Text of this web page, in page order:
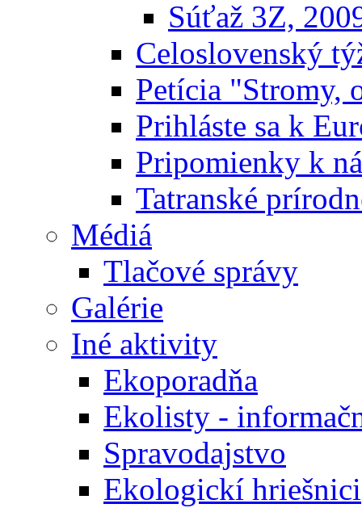
Súťaž 3Z,
Celoslovenský
Petícia "Stromy,
Prihláste sa k
Pripomienky k
Tatranské
Médiá
Tlačové správy
Galérie
Iné aktivity
Ekoporadňa
Ekolisty -
Spravodajstvo
Ekologickí hriešnici